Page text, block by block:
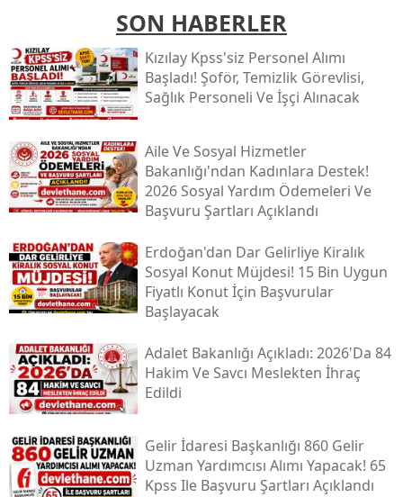
SON HABERLER
Kızılay Kpss'siz Personel Alımı
Başladı! Şoför, Temizlik Görevlisi,
Sağlık Personeli Ve İşçi Alınacak
Aile Ve Sosyal Hizmetler
Bakanlığı'ndan Kadınlara Destek!
2026 Sosyal Yardım Ödemeleri Ve
Başvuru Şartları Açıklandı
Erdoğan'dan Dar Gelirliye Kiralık
Sosyal Konut Müjdesi! 15 Bin Uygun
Fiyatlı Konut İçin Başvurular
Başlayacak
Adalet Bakanlığı Açıkladı: 2026'da 84
Hakim Ve Savcı Meslekten İhraç
Edildi
Gelir İdaresi Başkanlığı 860 Gelir
Uzman Yardımcısı Alımı Yapacak! 65
Kpss Ile Başvuru Şartları Açıklandı